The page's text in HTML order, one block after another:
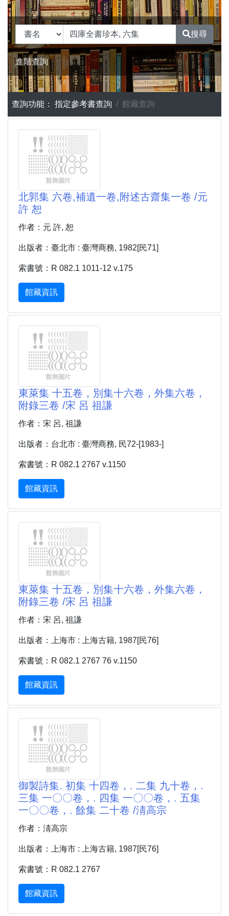
搜尋
進階查詢
查詢功能： 指定參考書查詢 館藏查詢
北郭集 六卷,補遺一卷,附述古齋集一卷 /元
許 恕
作者：元 許, 恕
出版者：臺北市 : 臺灣商務, 1982[民71]
索書號：R 082.1 1011-12 v.175
館藏資訊
東萊集 十五卷，別集十六卷，外集六卷，
附錄三卷 /宋 呂 祖謙
作者：宋 呂, 祖謙
出版者：台北市 : 臺灣商務, 民72-[1983-]
索書號：R 082.1 2767 v.1150
館藏資訊
東萊集 十五卷，別集十六卷，外集六卷，
附錄三卷 /宋 呂 祖謙
作者：宋 呂, 祖謙
出版者：上海市 : 上海古籍, 1987[民76]
索書號：R 082.1 2767 76 v.1150
館藏資訊
御製詩集. 初集 十四卷，. 二集 九十卷，.
三集 一〇〇卷，. 四集 一〇〇卷，. 五集
一〇〇卷，. 餘集 二十卷 /淸高宗
作者：淸高宗
出版者：上海市 : 上海古籍, 1987[民76]
索書號：R 082.1 2767
館藏資訊